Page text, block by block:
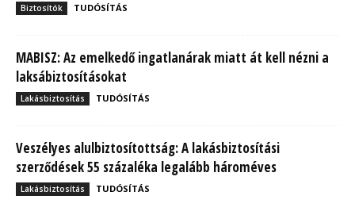
Biztosítók TUDÓSÍTÁS
MABISZ: Az emelkedő ingatlanárak miatt át kell nézni a
laksábiztosításokat
Lakásbiztosítás TUDÓSÍTÁS
Veszélyes alulbiztosítottság: A lakásbiztosítási
szerződések 55 százaléka legalább hároméves
Lakásbiztosítás TUDÓSÍTÁS